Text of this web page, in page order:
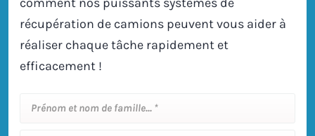
récupération de camions peuvent vous aider à
réaliser chaque tâche rapidement et
efficacement !